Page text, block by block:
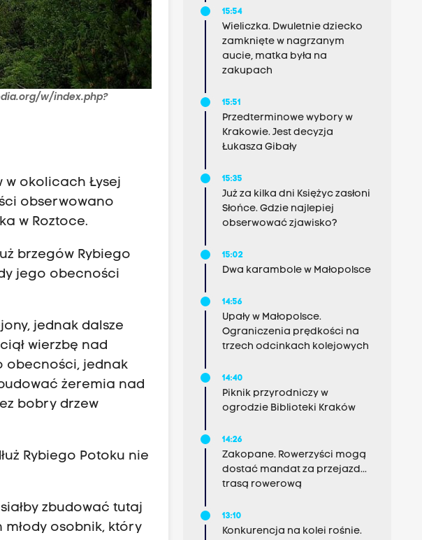
w/index.php?
w okolicach Łysej
obserwowano
w Roztoce.
brzegów Rybiego
jego obecności
jednak dalsze
wierzbę nad
obecności, jednak
żeremia nad
bobry drzew
Rybiego Potoku nie
zbudować tutaj
osobnik, który
15:54
Wieliczka. Dwuletnie dziecko
zamknięte w nagrzanym
aucie, matka była na
zakupach
15:51
Przedterminowe wybory w
Krakowie. Jest decyzja
Łukasza Gibały
15:35
Już za kilka dni Księżyc zasłoni
Słońce. Gdzie najlepiej
obserwować zjawisko?
15:02
Dwa karambole w Małopolsce
14:56
Upały w Małopolsce.
Ograniczenia prędkości na
trzech odcinkach kolejowych
14:40
Piknik przyrodniczy w
ogrodzie Biblioteki Kraków
14:26
Zakopane. Rowerzyści mogą
dostać mandat za przejazd...
trasą rowerową
13:10
Konkurencja na kolei rośnie.